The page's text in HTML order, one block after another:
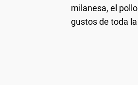
milanesa, el
gustos de toda